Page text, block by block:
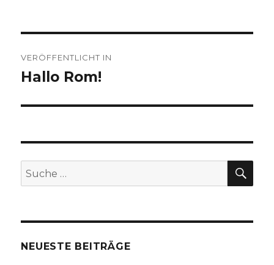
VERÖFFENTLICHT IN
Hallo Rom!
Suche
nach:
NEUESTE BEITRÄGE